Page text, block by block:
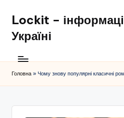
Перейти
вмісту
Lockit –
Україні
Головна » Чому знову популярні класичні